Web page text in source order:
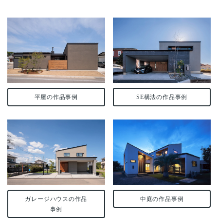
平屋の作品事例 SE構法の作品事例
ガレージハウスの作品
事例
中庭の作品事例